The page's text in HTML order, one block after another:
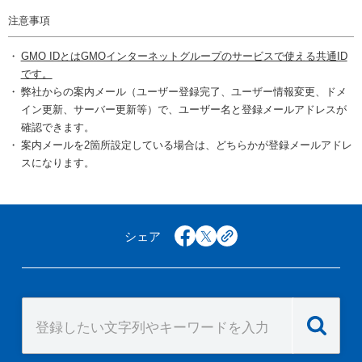
注意事項
GMO IDとはGMOインターネットグループのサービスで使える共通ID
です。
弊社からの案内メール（ユーザー登録完了、ユーザー情報変更、ドメ
イン更新、サーバー更新等）で、ユーザー名と登録メールアドレスが
確認できます。
案内メールを2箇所設定している場合は、どちらかが登録メールアドレ
スになります。
シェア facebook
x copy